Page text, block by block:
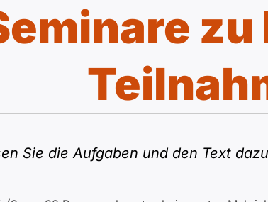
Sie die Aufgaben und den Text